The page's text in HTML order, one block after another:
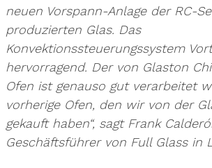
neuen Vorspann-Anlage der RC-
produzierten Glas. Das
Konvektionssteuerungssystem
hervorragend. Der von Glaston
Ofen ist genauso gut verarbeitet
vorherige Ofen, den wir von der
gekauft haben“, sagt Frank
Geschäftsführer von Full Glass in